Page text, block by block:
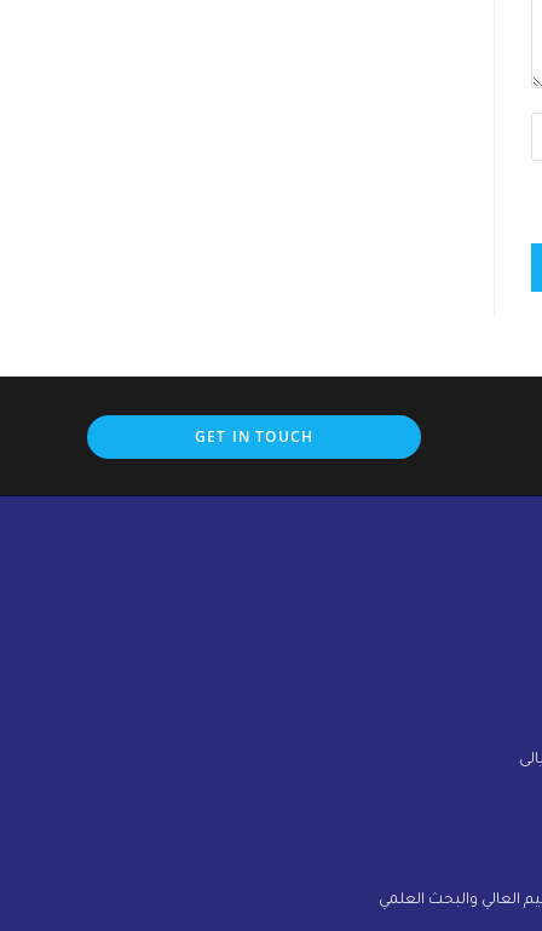
GET IN TOUCH
العالي والبحث العلمي